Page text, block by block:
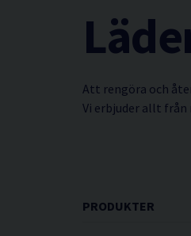
Att rengöra och
Vi erbjuder allt
PRODUKTER